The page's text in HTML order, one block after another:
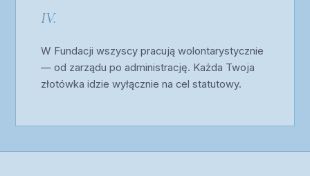
IV.
W Fundacji wszyscy pracują wolontarystycznie
— od zarządu po administrację. Każda Twoja
złotówka idzie wyłącznie na cel statutowy.